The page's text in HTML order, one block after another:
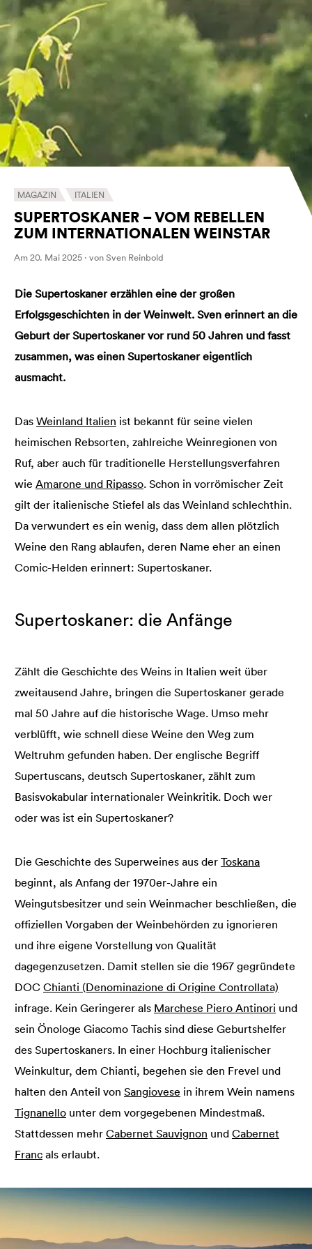
MAGAZIN ITALIEN
SUPERTOSKANER – VOM REBELLEN
ZUM INTERNATIONALEN WEINSTAR
Am 20. Mai 2025 · von Sven Reinbold
Die Supertoskaner erzählen eine der großen
Erfolgsgeschichten in der Weinwelt. Sven erinnert an die
Geburt der Supertoskaner vor rund 50 Jahren und fasst
zusammen, was einen Supertoskaner eigentlich
ausmacht.
Das Weinland Italien ist bekannt für seine vielen
heimischen Rebsorten, zahlreiche Weinregionen von
Ruf, aber auch für traditionelle Herstellungsverfahren
wie Amarone und Ripasso. Schon in vorrömischer Zeit
gilt der italienische Stiefel als das Weinland schlechthin.
Da verwundert es ein wenig, dass dem allen plötzlich
Weine den Rang ablaufen, deren Name eher an einen
Comic-Helden erinnert: Supertoskaner.
Supertoskaner: die Anfänge
Zählt die Geschichte des Weins in Italien weit über
zweitausend Jahre, bringen die Supertoskaner gerade
mal 50 Jahre auf die historische Wage. Umso mehr
verblüfft, wie schnell diese Weine den Weg zum
Weltruhm gefunden haben. Der englische Begriff
Supertuscans, deutsch Supertoskaner, zählt zum
Basisvokabular internationaler Weinkritik. Doch wer
oder was ist ein Supertoskaner?
Die Geschichte des Superweines aus der Toskana
beginnt, als Anfang der 1970er-Jahre ein
Weingutsbesitzer und sein Weinmacher beschließen, die
offiziellen Vorgaben der Weinbehörden zu ignorieren
und ihre eigene Vorstellung von Qualität
dagegenzusetzen. Damit stellen sie die 1967 gegründete
DOC Chianti (Denominazione di Origine Controllata)
infrage. Kein Geringerer als Marchese Piero Antinori und
sein Önologe Giacomo Tachis sind diese Geburtshelfer
des Supertoskaners. In einer Hochburg italienischer
Weinkultur, dem Chianti, begehen sie den Frevel und
halten den Anteil von Sangiovese in ihrem Wein namens
Tignanello unter dem vorgegebenen Mindestmaß.
Stattdessen mehr Cabernet Sauvignon und Cabernet
Franc als erlaubt.